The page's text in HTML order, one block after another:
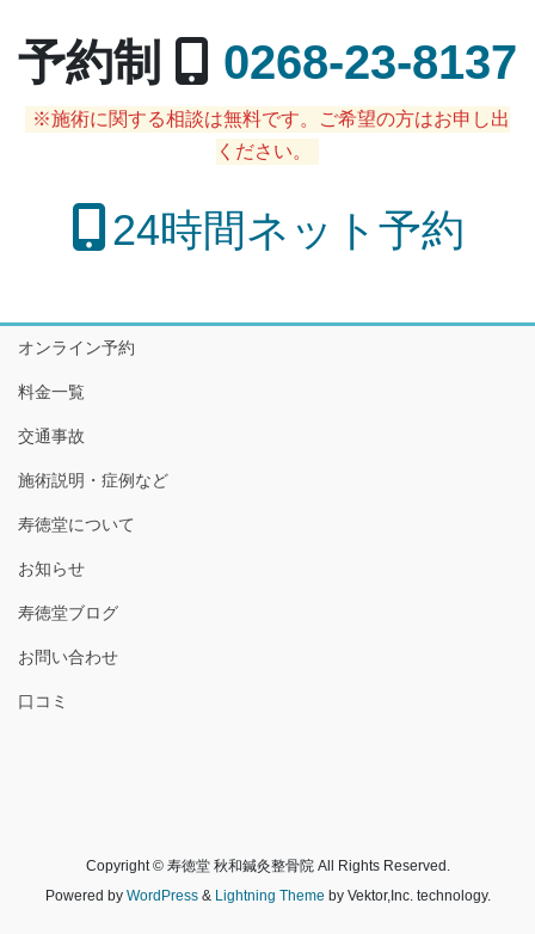
予約制 0268-23-8137
※施術に関する相談は無料です。ご希望の方はお申し出
ください。
24時間ネット予約
オンライン予約
料金一覧
交通事故
施術説明・症例など
寿徳堂について
お知らせ
寿徳堂ブログ
お問い合わせ
口コミ
Copyright © 寿徳堂 秋和鍼灸整骨院 All Rights Reserved.
Powered by WordPress& Lightning Theme by Vektor,Inc. technology.